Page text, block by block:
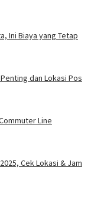
Ini Biaya yang Tetap
dan Lokasi Pos
Line
Cek Lokasi & Jam